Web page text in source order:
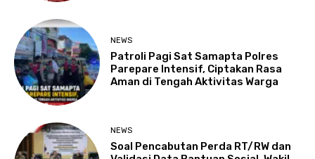
NEWS
Patroli Pagi Sat Samapta Polres
Parepare Intensif, Ciptakan Rasa
Aman di Tengah Aktivitas Warga
NEWS
Soal Pencabutan Perda RT/RW dan